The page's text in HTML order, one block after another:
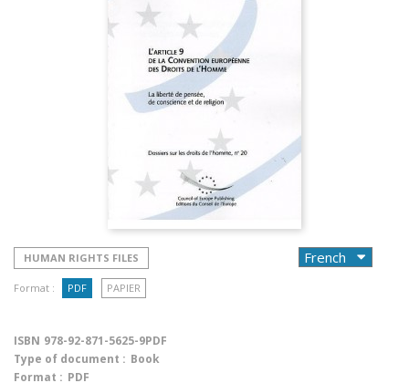
HUMAN RIGHTS FILES
Format : PDF PAPIER
ISBN 978-92-871-5625-9PDF
Type of document : Book
Format : PDF